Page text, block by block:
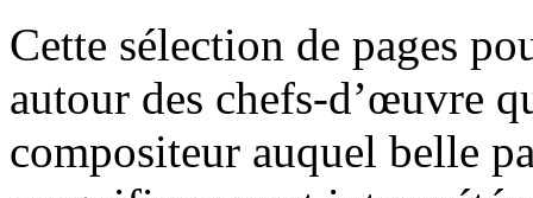
Cette sélection de pages
autour des chefs-d’œuvre
compositeur auquel belle